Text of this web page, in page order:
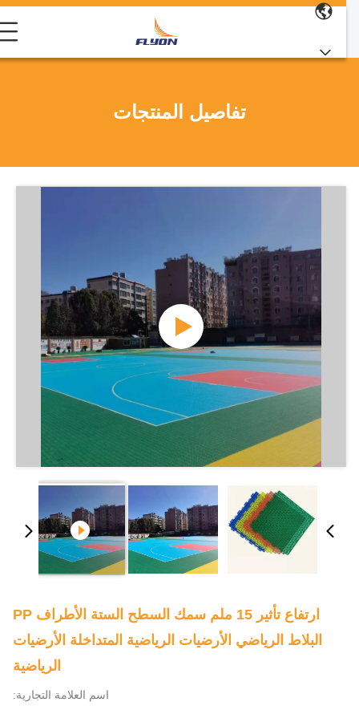
تفاصيل المنتجات
ارتفاع تأثير 15 ملم سمك السطح الستة الأطراف PP
البلاط الرياضي الأرضيات الرياضية المتداخلة الأرضيات
الرياضية
اسم العلامة التجارية: